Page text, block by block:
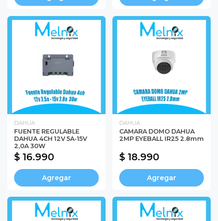
DAHUA
FUENTE REGULABLE
DAHUA 4CH 12V 5A-15V
2,0A 30W
$ 16.990
Agregar
DAHUA
CAMARA DOMO DAHUA
2MP EYEBALL IR25 2.8mm
$ 18.990
Agregar